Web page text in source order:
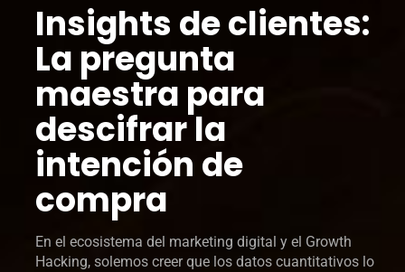
Insights de clientes:
La pregunta
maestra para
descifrar la
intención de
compra
En el ecosistema del marketing digital y el Growth
Hacking, solemos creer que los datos cuantitativos lo